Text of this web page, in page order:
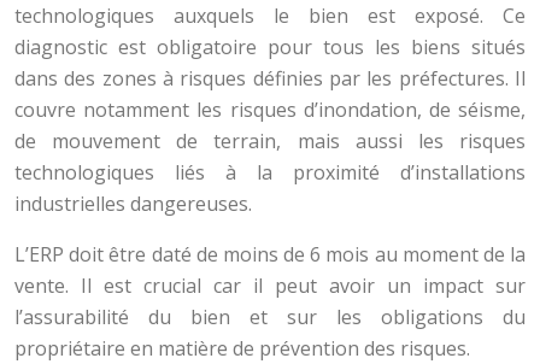
technologiques auxquels le bien est exposé. Ce
diagnostic est obligatoire pour tous les biens situés
dans des zones à risques définies par les préfectures. Il
couvre notamment les risques d’inondation, de séisme,
de mouvement de terrain, mais aussi les risques
technologiques liés à la proximité d’installations
industrielles dangereuses.
L’ERP doit être daté de moins de 6 mois au moment de la
vente. Il est crucial car il peut avoir un impact sur
l’assurabilité du bien et sur les obligations du
propriétaire en matière de prévention des risques.